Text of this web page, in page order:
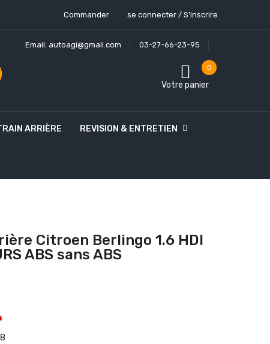
se connecter / S'inscrire
Commander
03-27-66-23-95
Email: autoagi@gmail.com
0
Votre panier
ARRIÈRE REVISION & ENTRETIEN
Citroen Berlingo 1.6 HDI
ABS sans ABS